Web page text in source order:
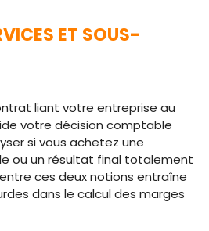
ET SOUS-
liant votre entreprise au
votre décision comptable
si vous achetez une
ou un résultat final totalement
ces deux notions entraîne
dans le calcul des marges